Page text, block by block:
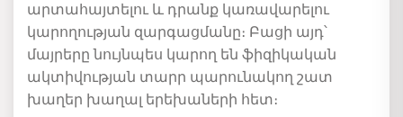
արտահայտելու և դրանք կառավարելու
կարողության զարգացմանը։ Բացի այդ՝
մայրերը նույնպես կարող են ֆիզիկական
ակտիվության տարր պարունակող շատ
խաղեր խաղալ երեխաների հետ։